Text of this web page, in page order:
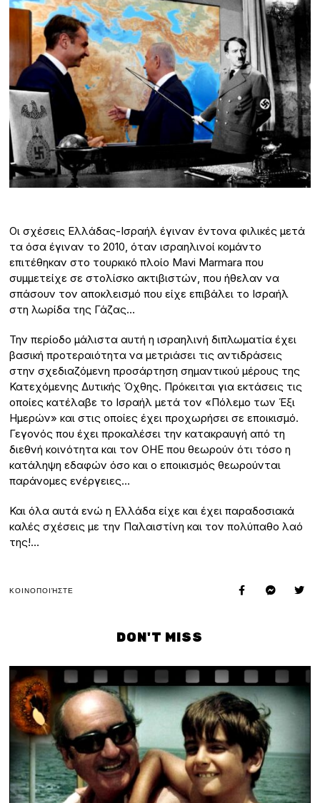
Οι σχέσεις Ελλάδας-Ισραήλ έγιναν έντονα φιλικές μετά
τα όσα έγιναν το 2010, όταν ισραηλινοί κομάντο
επιτέθηκαν στο τουρκικό πλοίο Mavi Marmara που
συμμετείχε σε στολίσκο ακτιβιστών, που ήθελαν να
σπάσουν τον αποκλεισμό που είχε επιβάλει το Ισραήλ
στη λωρίδα της Γάζας…
Την περίοδο μάλιστα αυτή η ισραηλινή διπλωματία έχει
βασική προτεραιότητα να μετριάσει τις αντιδράσεις
στην σχεδιαζόμενη προσάρτηση σημαντικού μέρους της
Κατεχόμενης Δυτικής Όχθης. Πρόκειται για εκτάσεις τις
οποίες κατέλαβε το Ισραήλ μετά τον «Πόλεμο των Έξι
Ημερών» και στις οποίες έχει προχωρήσει σε εποικισμό.
Γεγονός που έχει προκαλέσει την κατακραυγή από τη
διεθνή κοινότητα και τον ΟΗΕ που θεωρούν ότι τόσο η
κατάληψη εδαφών όσο και ο εποικισμός θεωρούνται
παράνομες ενέργειες…
Και όλα αυτά ενώ η Ελλάδα είχε και έχει παραδοσιακά
καλές σχέσεις με την Παλαιστίνη και τον πολύπαθο λαό
της!…
ΚΟΙΝΟΠΟΙΉΣΤΕ
DON'T MISS